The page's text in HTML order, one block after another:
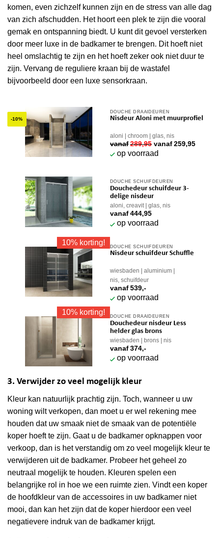
komen, even zichzelf kunnen zijn en de stress van alle dag
van zich afschudden. Het hoort een plek te zijn die vooral
gemak en ontspanning biedt. U kunt dit gevoel versterken
door meer luxe in de badkamer te brengen. Dit hoeft niet
heel omslachtig te zijn en het hoeft zeker ook niet duur te
zijn. Vervang de reguliere kraan bij de wastafel
bijvoorbeeld door een luxe sensorkraan.
-10%
DOUCHE DRAAIDEUREN
Nisdeur Aloni met muurprofiel
aloni chroom glas, nis
vanaf 289,95 vanaf 259,95
op voorraad
Dit
heeft
meerdere
variaties.
kan
gekozen
worden
op
de
productpagina
DOUCHE SCHUIFDEUREN
Douchedeur schuifdeur 3-
delige nisdeur
aloni, creavit glas, nis
vanaf 444,95
op voorraad
Dit
product
heeft
meerdere
variaties.
optie
kan
worden
op
de
productpagina
10% korting!
DOUCHE SCHUIFDEUREN
Nisdeur schuifdeur Schuffle
wiesbaden
aluminium
nis, schuifdeur
vanaf 539,-
op voorraad
Dit
heeft
meerdere
variaties.
Deze
kan
gekozen
worden
op
de
10% korting!
DOUCHE DRAAIDEUREN
Douchedeur nisdeur Less
helder glas brons
wiesbaden brons nis
vanaf 374,-
op voorraad
Dit
product
heeft
meerdere
variaties.
optie
gekozen
worden
op
de
productpagina
3. Verwijder zo veel mogelijk kleur
Kleur kan natuurlijk prachtig zijn. Toch, wanneer u uw
woning wilt verkopen, dan moet u er wel rekening mee
houden dat uw smaak niet de smaak van de potentiële
koper hoeft te zijn. Gaat u de badkamer opknappen voor
verkoop, dan is het verstandig om zo veel mogelijk kleur te
verwijderen uit de badkamer. Probeer het geheel zo
neutraal mogelijk te houden. Kleuren spelen een
belangrijke rol in hoe we een ruimte zien. Vindt een koper
de hoofdkleur van de accessoires in uw badkamer niet
mooi, dan kan het zijn dat de koper hierdoor een veel
negatievere indruk van de badkamer krijgt.